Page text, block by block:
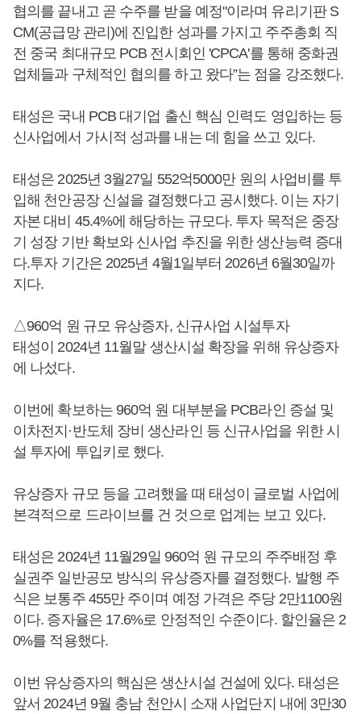
협의를 끝내고 곧 수주를 받을 예정"이라며 유리기판 S
CM(공급망 관리)에 진입한 성과를 가지고 주주총회 직
전 중국 최대규모 PCB 전시회인 'CPCA'를 통해 중화권
업체들과 구체적인 협의를 하고 왔다”는 점을 강조했다.
태성은 국내 PCB 대기업 출신 핵심 인력도 영입하는 등
신사업에서 가시적 성과를 내는 데 힘을 쓰고 있다.
태성은 2025년 3월27일 552억5000만 원의 사업비를 투
입해 천안공장 신설을 결정했다고 공시했다. 이는 자기
자본 대비 45.4%에 해당하는 규모다. 투자 목적은 중장
기 성장 기반 확보와 신사업 추진을 위한 생산능력 증대
다.투자 기간은 2025년 4월1일부터 2026년 6월30일까
지다.
△960억 원 규모 유상증자, 신규사업 시설투자
태성이 2024년 11월말 생산시설 확장을 위해 유상증자
에 나섰다.
이번에 확보하는 960억 원 대부분을 PCB라인 증설 및
이차전지·반도체 장비 생산라인 등 신규사업을 위한 시
설 투자에 투입키로 했다.
유상증자 규모 등을 고려했을 때 태성이 글로벌 사업에
본격적으로 드라이브를 건 것으로 업계는 보고 있다.
태성은 2024년 11월29일 960억 원 규모의 주주배정 후
실권주 일반공모 방식의 유상증자를 결정했다. 발행 주
식은 보통주 455만 주이며 예정 가격은 주당 2만1100원
이다. 증자율은 17.6%로 안정적인 수준이다. 할인율은 2
0%를 적용했다.
이번 유상증자의 핵심은 생산시설 건설에 있다. 태성은
앞서 2024년 9월 충남 천안시 소재 사업단지 내에 3만30